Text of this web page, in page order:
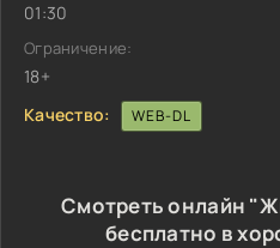
01:30
Ограничение:
18+
Качество:
WEB-DL
Смотреть онлайн
бесплатно в